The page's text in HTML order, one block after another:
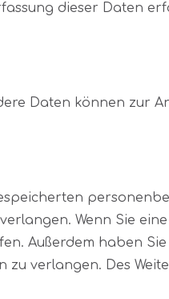
dieser Daten
Daten können zur
Wenn Sie
Außerdem haben Sie
verlangen. Des